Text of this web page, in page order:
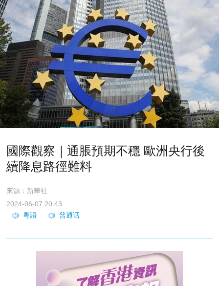
國際觀察｜通脹預期不穩 歐洲央行後
續降息路徑難料
來源：新華社
2024-06-07 20:43